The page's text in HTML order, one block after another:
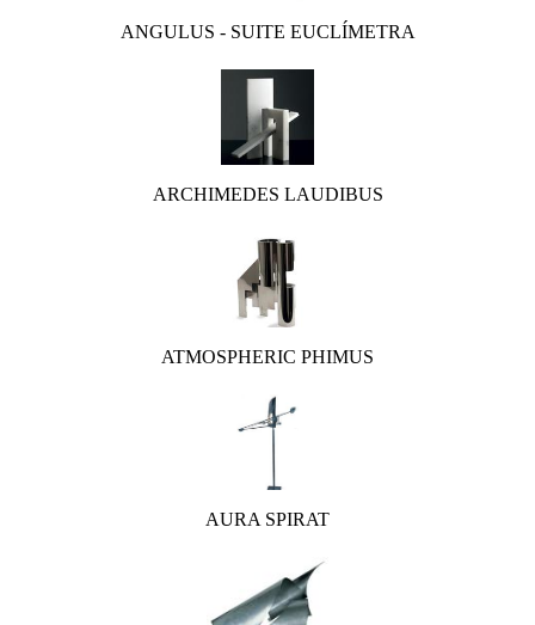
ANGULUS - SUITE EUCLÍMETRA
ARCHIMEDES LAUDIBUS
ATMOSPHERIC PHIMUS
AURA SPIRAT